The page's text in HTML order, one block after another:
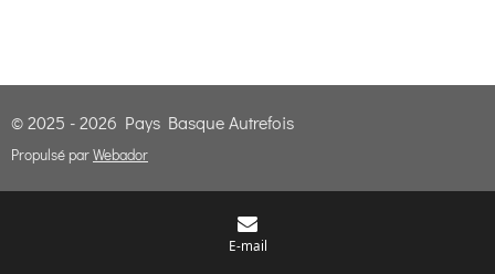
© 2025 - 2026 Pays Basque Autrefois
Propulsé parWebador
E-mail